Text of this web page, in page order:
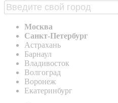
Москва
Санкт-Петербург
Астрахань
Барнаул
Владивосток
Волгоград
Воронеж
Екатеринбург